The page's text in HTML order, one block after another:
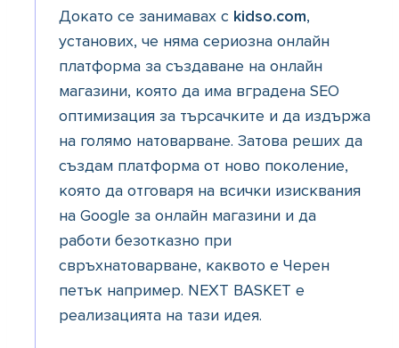
Докато се занимавах с kidso.com,
установих, че няма сериозна онлайн
платформа за създаване на онлайн
магазини, която да има вградена SЕO
оптимизация за търсачките и да издържа
на голямо натоварване. Затова реших да
създам платформа от ново поколение,
която да отговаря на всички изисквания
на Google за онлайн магазини и да
работи безотказно при
свръхнатоварване, каквото е Черен
петък например. NEXT BASKET e
реализацията на тази идея.